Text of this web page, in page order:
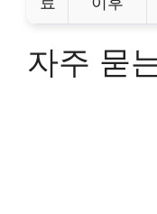
자주 묻